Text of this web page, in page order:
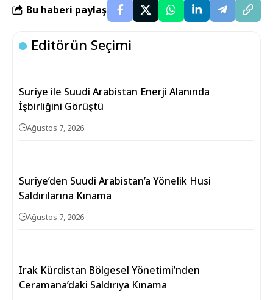
Bu haberi paylaş
Editörün Seçimi
Suriye ile Suudi Arabistan Enerji Alanında
İşbirliğini Görüştü
Ağustos 7, 2026
Suriye’den Suudi Arabistan’a Yönelik Husi
Saldırılarına Kınama
Ağustos 7, 2026
Irak Kürdistan Bölgesel Yönetimi’nden
Ceramana’daki Saldırıya Kınama